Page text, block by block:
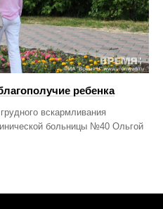
ребенка
вскармливания
больницы №40 Ольгой